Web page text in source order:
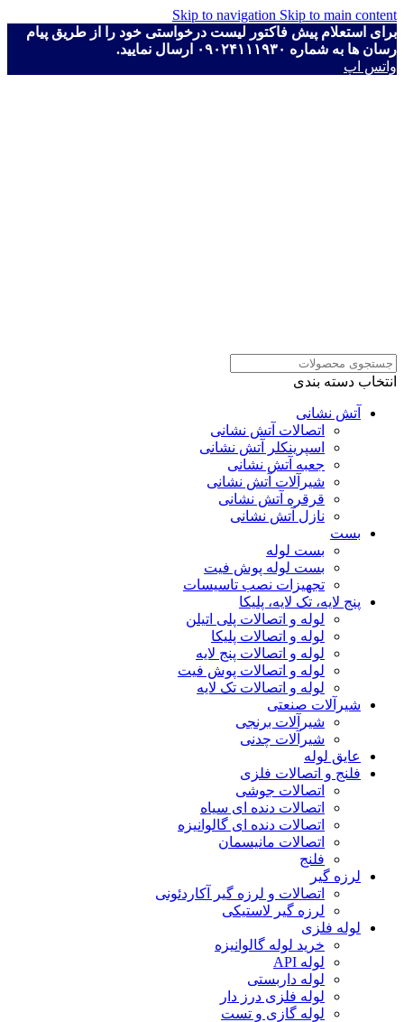
Skip to navigation Skip to main content
برای استعلام پیش فاکتور لیست درخواستی خود را از طریق پیام
رسان ها به شماره ۰۹۰۲۴۱۱۱۹۳۰ ارسال نمایید.
واتس اپ
انتخاب دسته بندی
آتش نشانی
اتصالات آتش نشانی
اسپرینکلر آتش نشانی
جعبه آتش نشانی
شیرآلات آتش نشانی
قرقره آتش نشانی
نازل آتش نشانی
بست
بست لوله
بست لوله پوش فیت
تجهیزات نصب تاسیسات
پنج لایه، تک لایه، پلیکا
لوله و اتصالات پلی اتیلن
لوله و اتصالات پلیکا
لوله و اتصالات پنج لایه
لوله و اتصالات پوش فیت
لوله و اتصالات تک لایه
شیرآلات صنعتی
شیرآلات برنجی
شیرآلات چدنی
عایق لوله
فلنج و اتصالات فلزی
اتصالات جوشی
اتصالات دنده ای سیاه
اتصالات دنده ای گالوانیزه
اتصالات مانیسمان
فلنج
لرزه گیر
اتصالات و لرزه گیر آکاردئونی
لرزه گیر لاستیکی
لوله فلزی
خرید لوله گالوانیزه
لوله API
لوله داربستی
لوله فلزی درز دار
لوله گازی و تست